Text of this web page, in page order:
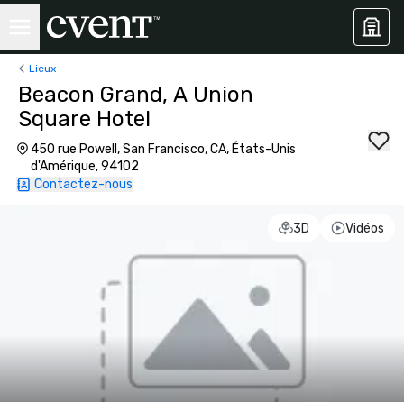
Lieux
Beacon Grand, A Union
Square Hotel
450 rue Powell, San Francisco, CA, États-Unis
d'Amérique, 94102
Contactez-nous
3D Vidéos